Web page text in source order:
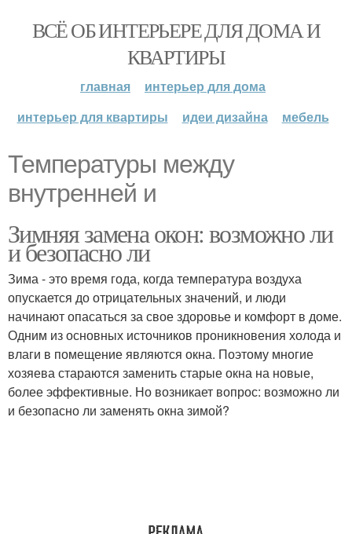
ВСЁ ОБ ИНТЕРЬЕРЕ ДЛЯ ДОМА И
КВАРТИРЫ
главная
интерьер для дома
интерьер для квартиры
идеи дизайна мебель
Температуры между
внутренней и
Зимняя замена окон: возможно ли
и безопасно ли
Зима - это время года, когда температура воздуха
опускается до отрицательных значений, и люди
начинают опасаться за свое здоровье и комфорт в доме.
Одним из основных источников проникновения холода и
влаги в помещение являются окна. Поэтому многие
хозяева стараются заменить старые окна на новые,
более эффективные. Но возникает вопрос: возможно ли
и безопасно ли заменять окна зимой?